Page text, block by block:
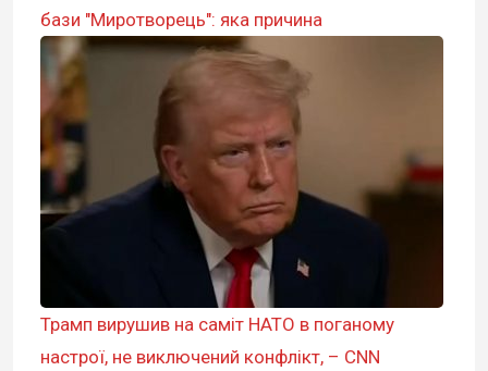
бази "Миротворець": яка причина
Трамп вирушив на саміт НАТО в поганому
настрої, не виключений конфлікт, – CNN